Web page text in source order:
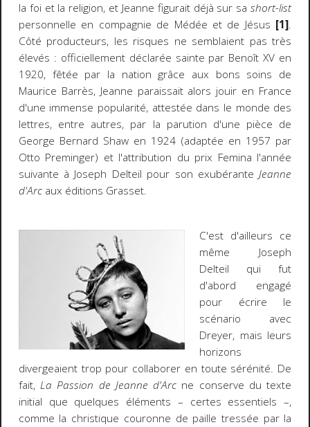
la foi et la religion, et Jeanne figurait déjà sur sashort-list
personnelle en compagnie de Médée et de Jésus [1].
Côté producteurs, les risques ne semblaient pas très
élevés : officiellement déclarée sainte par Benoît XV en
1920, fêtée par la nation grâce aux bons soins de
Maurice Barrès, Jeanne paraissait alors jouir en France
d'une immense popularité, attestée dans le monde des
lettres, entre autres, par la parution d'une pièce de
George Bernard Shaw en 1924 (adaptée en 1957 par
Otto Preminger) et l'attribution du prix Femina l'année
suivante à Joseph Delteil pour son exubéranteJeanne
d'Arcaux éditions Grasset.
C'est d'ailleurs ce
même Joseph
Delteil qui fut
d'abord engagé
pour écrire le
scénario avec
Dreyer, mais leurs
horizons
divergeaient trop pour collaborer en toute sérénité. De
fait,La Passion de Jeanne d'Arc ne conserve du texte
initial que quelques éléments – certes essentiels –,
comme la christique couronne de paille tressée par la